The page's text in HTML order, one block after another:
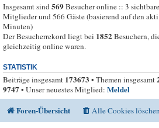
Insgesamt sind569Besucher online :: 3
Mitglieder und 566 Gäste (basierend auf den
Minuten)
Der Besucherrekord liegt bei 1852Besuchern,
gleichzeitig online waren.
STATISTIK
Beiträge insgesamt 173673 • Themen insgesamt
9747• Unser neuestes Mitglied: Meldel
Foren-Übersicht
Alle Cookies löschen